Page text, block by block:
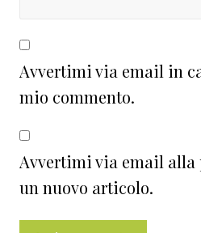
Avvertimi via email in
mio commento.
Avvertimi via email
un nuovo articolo.